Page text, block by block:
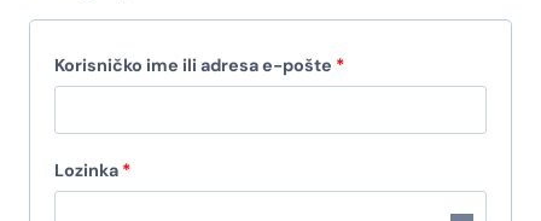
Korisničko ime ili adresa e-pošte *O
v
Lozinka *O